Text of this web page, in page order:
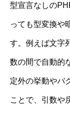
型宣言なしの
っても型変換や
す。例えば文字
数の間で自動的
定外の挙動やバ
ことで、引数や